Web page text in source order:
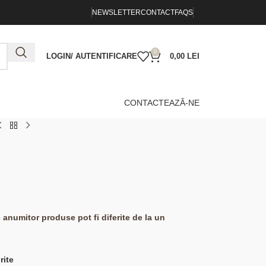
NEWSLETTERCONTACTFAQS
LOGIN/ AUTENTIFICARE
0
0,00 LEI
CONTACTEAZĂ-NE
produse pot fi diferite de la un